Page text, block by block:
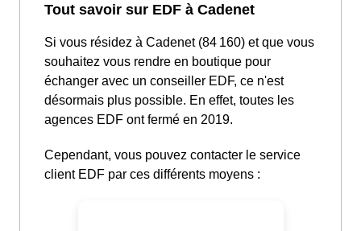
Tout savoir sur EDF à Cadenet
Si vous résidez à Cadenet (84 160) et que vous
souhaitez vous rendre en boutique pour
échanger avec un conseiller EDF, ce n'est
désormais plus possible. En effet, toutes les
agences EDF ont fermé en 2019.
Cependant, vous pouvez contacter le service
client EDF par ces différents moyens :